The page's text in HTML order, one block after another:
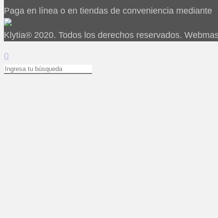
Paga en línea o en tiendas de conveniencia mediante
Klytia® 2020. Todos los derechos reservados.
0